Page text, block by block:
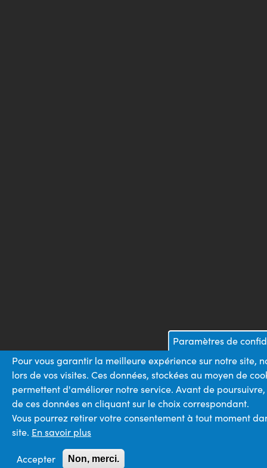
Paramètres de
Pour vous garantir la meilleure expérience sur notre site,
lors de vos visites. Ces données, stockées au moyen de
permettent d'améliorer notre service. Avant de
de ces données en cliquant sur le choix correspondant.
Vous pourrez retirer votre consentement à tout moment
site. En savoir plus
Accepter Non, merci.